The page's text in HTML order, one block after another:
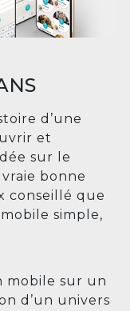
d’une
et
sur le
bonne
conseillé que
simple,
mobile sur un
d’un univers